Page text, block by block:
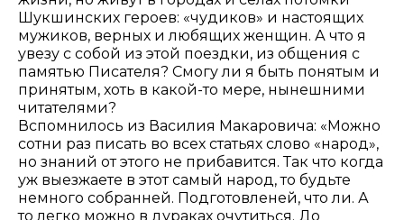
Шукшинских героев: «чудиков» и настоящих
мужиков, верных и любящих женщин. А что я
увезу с собой из этой поездки, из общения с
памятью Писателя? Смогу ли я быть понятым и
принятым, хоть в какой-то мере, нынешними
читателями?
Вспомнилось из Василия Макаровича: «Можно
сотни раз писать во всех статьях слово «народ»,
но знаний от этого не прибавится. Так что когда
уж выезжаете в этот самый народ, то будьте
немного собранней. Подготовленей, что ли. А
то легко можно в дураках очутиться. До